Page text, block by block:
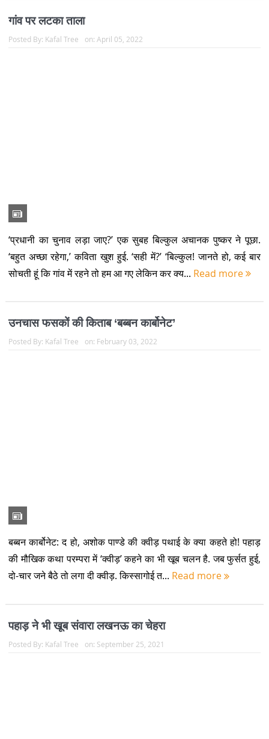
गांव पर लटका ताला
Posted By: Kafal Tree on: April 05, 2022
‘प्रधानी का चुनाव लड़ा जाए?’ एक सुबह बिल्कुल अचानक पुष्कर ने पूछा.
‘बहुत अच्छा रहेगा,’ कविता खुश हुई. ‘सही में?’ ‘बिल्कुल! जानते हो, कई बार
सोचती हूं कि गांव में रहने तो हम आ गए लेकिन कर क्य... Read more
उनचास फसकों की किताब ‘बब्बन कार्बोनेट’
Posted By: Kafal Tree on: February 03, 2022
बब्बन कार्बोनेट: द हो, अशोक पाण्डे की क्वीड़ पथाई के क्या कहते हो! पहाड़
की मौखिक कथा परम्परा में ‘क्वीड़’ कहने का भी खूब चलन है. जब फुर्सत हुई,
दो-चार जने बैठे तो लगा दी क्वीड़. किस्सागोई त... Read more
पहाड़ ने भी खूब संवारा लखनऊ का चेहरा
Posted By: Kafal Tree on: September 25, 2021